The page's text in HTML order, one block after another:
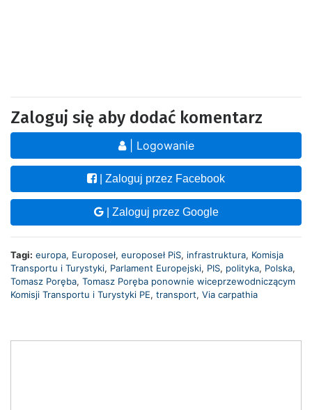
Zaloguj się aby dodać komentarz
| Logowanie
| Zaloguj przez Facebook
| Zaloguj przez Google
Tagi: europa, Europoseł, europoseł PiS, infrastruktura, Komisja
Transportu i Turystyki, Parlament Europejski, PIS, polityka, Polska,
Tomasz Poręba, Tomasz Poręba ponownie wiceprzewodniczącym
Komisji Transportu i Turystyki PE, transport, Via carpathia